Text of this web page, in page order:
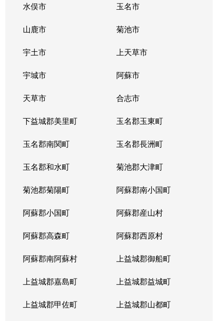
水俣市 玉名市
山鹿市 菊池市
宇土市 上天草市
宇城市 阿蘇市
天草市 合志市
下益城郡美里町 玉名郡玉東町
玉名郡南関町 玉名郡長洲町
玉名郡和水町 菊池郡大津町
菊池郡菊陽町 阿蘇郡南小国町
阿蘇郡小国町 阿蘇郡産山村
阿蘇郡高森町 阿蘇郡西原村
阿蘇郡南阿蘇村 上益城郡御船町
上益城郡嘉島町 上益城郡益城町
上益城郡甲佐町 上益城郡山都町